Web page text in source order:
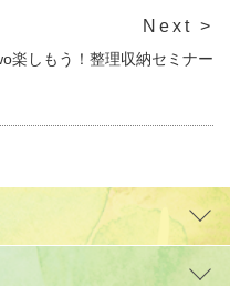
Next >
楽しもう！整理収納セミナー